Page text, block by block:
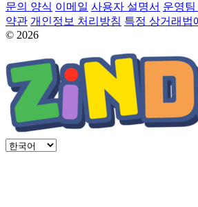
문의 양식 이메일 사용자 설명서 운영팀
약관 개인정보 처리방침 특정 상거래법
© 2026